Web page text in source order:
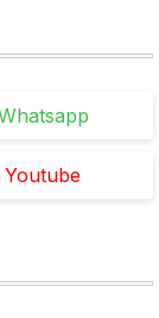
Youtube